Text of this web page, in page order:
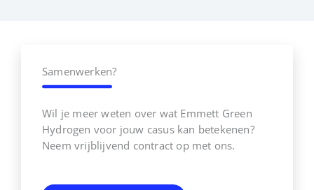
Samenwerken?
Wil je meer weten over wat Emmett Green
Hydrogen voor jouw casus kan betekenen?
Neem vrijblijvend contract op met ons.